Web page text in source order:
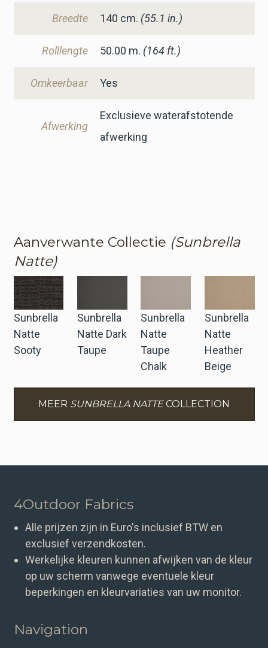
Breedte 140 cm. (55.1 in.)
Rolllengte 50.00 m. (164 ft.)
Omkeerbaar Yes
Afwerking
Exclusieve waterafstotende
afwerking
Aanverwante Collectie (Sunbrella
Natte)
Sunbrella
Natte
Sooty
Sunbrella
Natte Dark
Taupe
Sunbrella
Natte
Taupe
Chalk
Sunbrella
Natte
Heather
Beige
MEER SUNBRELLA NATTECOLLECTION
4Outdoor Fabrics
Alle prijzen zijn in Euro's inclusief BTW en
exclusief verzendkosten.
Werkelijke kleuren kunnen afwijken van de kleur
op uw scherm vanwege eventuele kleur
beperkingen en kleurvariaties van uw monitor.
Navigation